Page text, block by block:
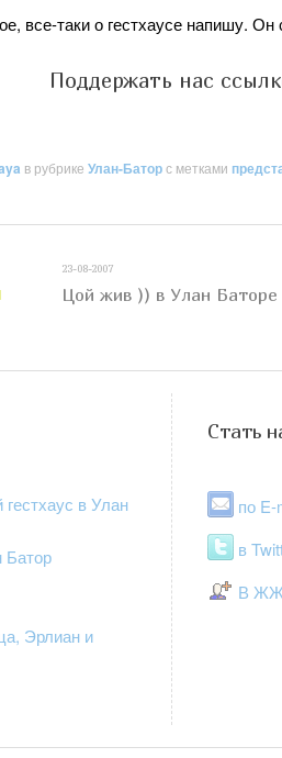
все-таки о гестхаусе напишу. Он
Поддержать нас
в рубрике Улан-Баторс метками
23-08-2007
Цой жив )) в Улан Баторе
в Улан
Батор
Эрлиан и
Стать
по E-
в
В